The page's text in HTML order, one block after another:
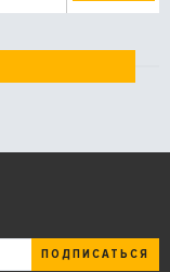
ПОДПИСАТЬСЯ